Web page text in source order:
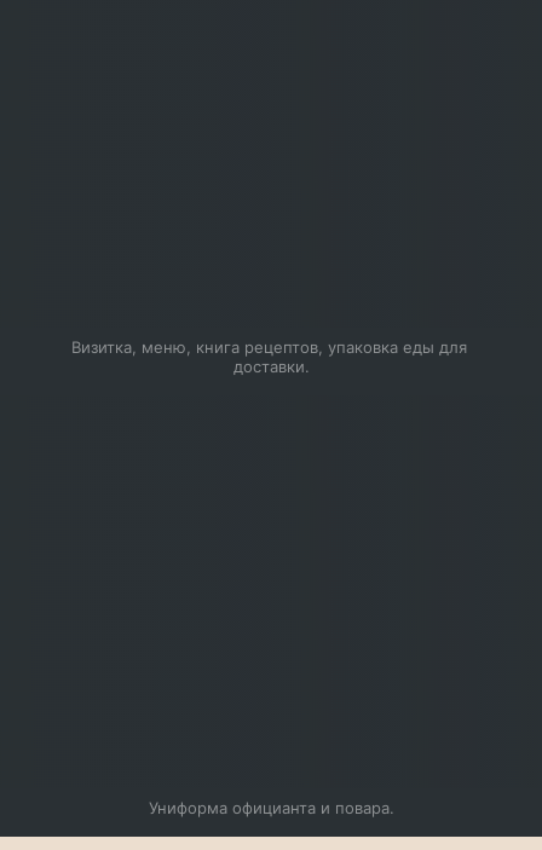
Визитка, меню, книга рецептов, упаковка еды для
доставки.
Униформа официанта и повара.